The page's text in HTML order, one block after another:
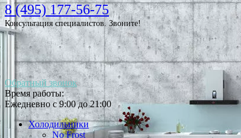
8 (495) 177-56-75
Консультация специалистов. Звоните!
Обратный звонок
Время работы:
Ежедневно с 9:00 до 21:00
Холодильники
No Frost